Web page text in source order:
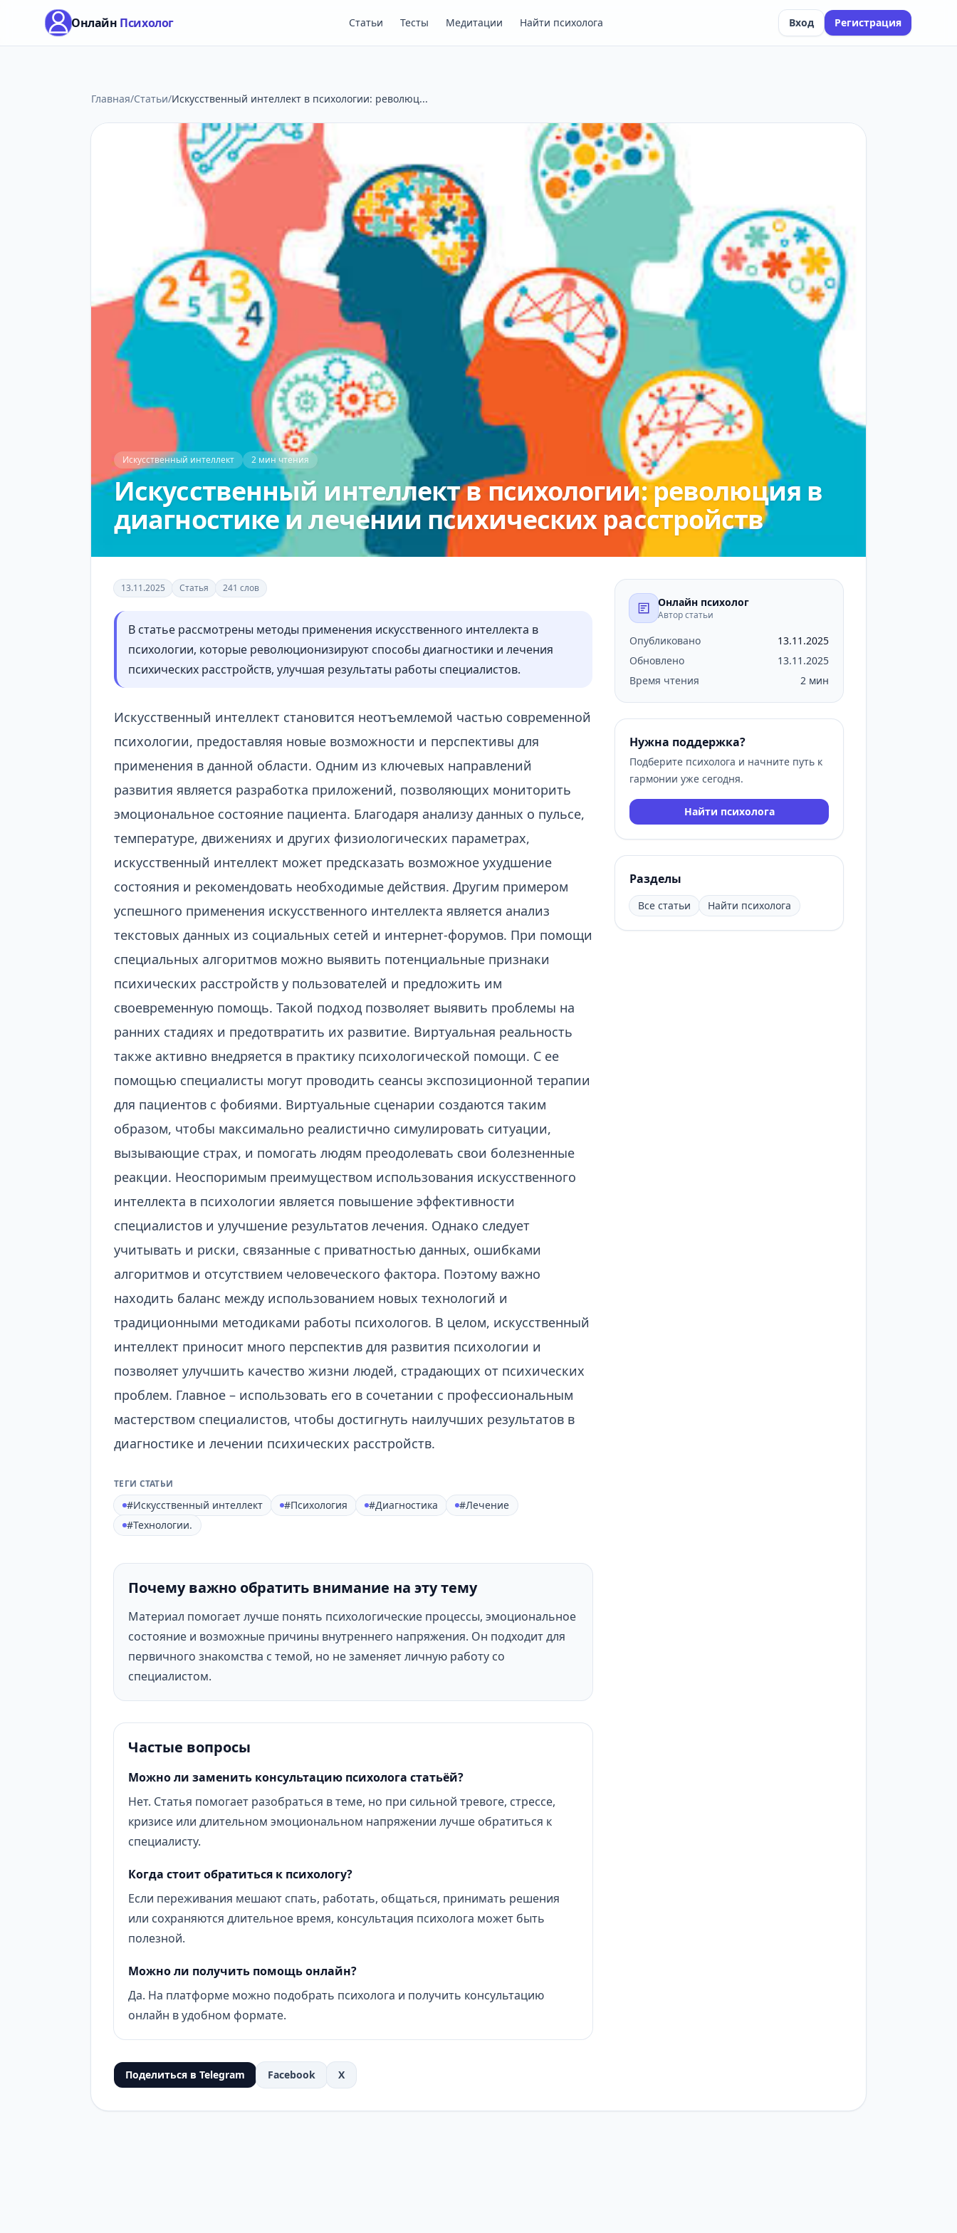
Онлайн Психолог Статьи Тесты Медитации Найти психолога Вход Регистрация
Главная/Статьи/Искусственный интеллект в психологии: революц...
Искусственный интеллект 2 мин чтения
Искусственный интеллект в психологии: революция в
диагностике и лечении психических расстройств
13.11.2025 Статья 241 слов
В статье рассмотрены методы применения искусственного интеллекта в
психологии, которые революционизируют способы диагностики и лечения
психических расстройств, улучшая результаты работы специалистов.
Искусственный интеллект становится неотъемлемой частью современной
психологии, предоставляя новые возможности и перспективы для
применения в данной области. Одним из ключевых направлений
развития является разработка приложений, позволяющих мониторить
эмоциональное состояние пациента. Благодаря анализу данных о пульсе,
температуре, движениях и других физиологических параметрах,
искусственный интеллект может предсказать возможное ухудшение
состояния и рекомендовать необходимые действия. Другим примером
успешного применения искусственного интеллекта является анализ
текстовых данных из социальных сетей и интернет-форумов. При помощи
специальных алгоритмов можно выявить потенциальные признаки
психических расстройств у пользователей и предложить им
своевременную помощь. Такой подход позволяет выявить проблемы на
ранних стадиях и предотвратить их развитие. Виртуальная реальность
также активно внедряется в практику психологической помощи. С ее
помощью специалисты могут проводить сеансы экспозиционной терапии
для пациентов с фобиями. Виртуальные сценарии создаются таким
образом, чтобы максимально реалистично симулировать ситуации,
вызывающие страх, и помогать людям преодолевать свои болезненные
реакции. Неоспоримым преимуществом использования искусственного
интеллекта в психологии является повышение эффективности
специалистов и улучшение результатов лечения. Однако следует
учитывать и риски, связанные с приватностью данных, ошибками
алгоритмов и отсутствием человеческого фактора. Поэтому важно
находить баланс между использованием новых технологий и
традиционными методиками работы психологов. В целом, искусственный
интеллект приносит много перспектив для развития психологии и
позволяет улучшить качество жизни людей, страдающих от психических
проблем. Главное – использовать его в сочетании с профессиональным
мастерством специалистов, чтобы достигнуть наилучших результатов в
диагностике и лечении психических расстройств.
ТЕГИ СТАТЬИ
#Искусственный интеллект #Психология #Диагностика
#Лечение
#Технологии.
Почему важно обратить внимание на эту тему
Материал помогает лучше понять психологические процессы, эмоциональное
состояние и возможные причины внутреннего напряжения. Он подходит для
первичного знакомства с темой, но не заменяет личную работу со
специалистом.
Частые вопросы
Можно ли заменить консультацию психолога статьёй?
Нет. Статья помогает разобраться в теме, но при сильной тревоге, стрессе,
кризисе или длительном эмоциональном напряжении лучше обратиться к
специалисту.
Когда стоит обратиться к психологу?
Если переживания мешают спать, работать, общаться, принимать решения
или сохраняются длительное время, консультация психолога может быть
полезной.
Можно ли получить помощь онлайн?
Да. На платформе можно подобрать психолога и получить консультацию
онлайн в удобном формате.
Поделиться в Telegram Facebook X
Онлайн психолог
Автор статьи
Опубликовано
13.11.2025
Обновлено
13.11.2025
Время чтения
2 мин
Нужна поддержка?
Подберите психолога и начните путь к
гармонии уже сегодня.
Найти психолога
Разделы
Все статьи Найти психолога